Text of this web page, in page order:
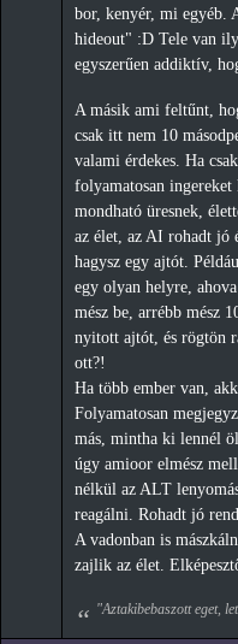
bor, kenyér, mi egyéb.
hideout" :D Tele van
egyszerűen addiktív,
A másik ami feltűnt,
csak itt nem 10
valami érdekes. Ha
folyamatosan ingereket
mondható üresnek,
az élet, az AI rohadt jó
hagysz egy ajtót.
egy olyan helyre,
mész be, arrébb mész
nyitott ajtót, és rögtön
ott?!
Ha több ember van,
Folyamatosan
más, mintha ki lennél
úgy amioor elmész
nélkül az ALT
reagálni. Rohadt jó
A vadonban is
zajlik az élet.
"Aztakibebaszott eget,